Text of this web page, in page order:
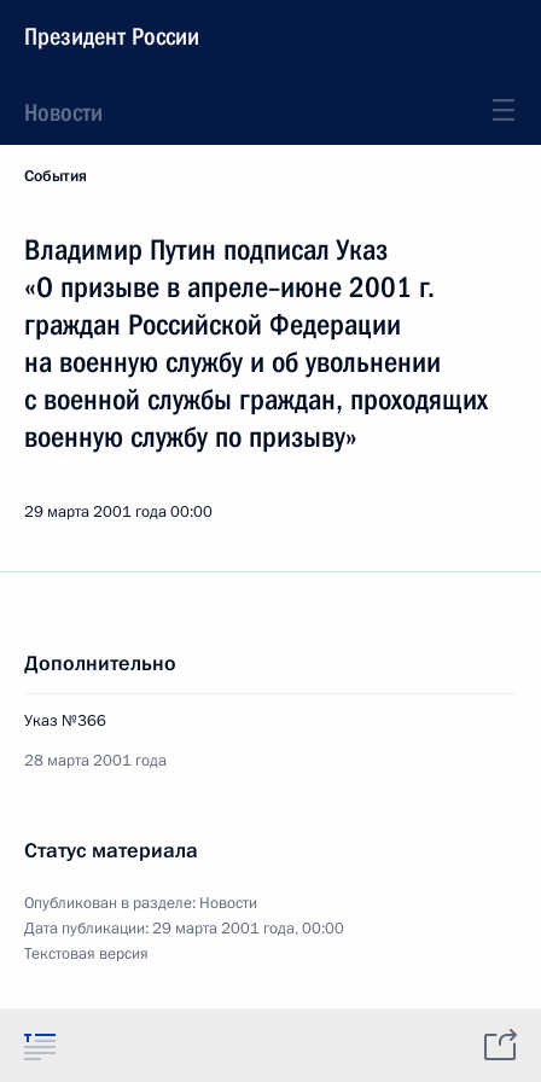
Президент России
Новости
События
Владимир Путин подписал Указ
«О призыве в апреле–июне 2001 г.
граждан Российской Федерации
на военную службу и об увольнении
с военной службы граждан, проходящих
военную службу по призыву»
29 марта 2001 года00:00
Дополнительно
Указ №366
28 марта 2001 года
Статус материала
Опубликован в разделе: Новости
Дата публикации:29 марта 2001 года, 00:00
Текстовая версия